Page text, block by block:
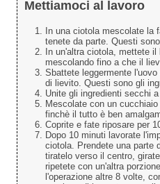
Mettiamoci al lavoro
In una ciotola mescolate la
tenete da parte. Questi
In un'altra ciotola, mettete
mescolando fino a che il
Sbattete leggermente
di lievito. Questi sono gli
Unite gli ingredienti secchi
Mescolate con un
finchè il tutto è ben
Coprite e fate riposare per
Dopo 10 minuti lavorate
ciotola. Prendete una parte
tiratelo verso il centro,
ripetete con un'altra
l'operazione altre 8 volte,